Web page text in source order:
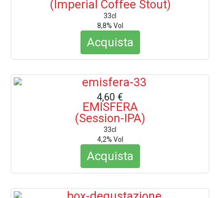
(Imperial Coffee Stout)
33cl
8,8% Vol
Acquista
4,60 €
EMISFERA
(Session-IPA)
33cl
4,2% Vol
Acquista